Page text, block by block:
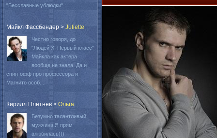
"Бесславные ублюдки"...
Майкл Фассбендер > Juliette
Честно говоря, до
"Людей Х: Первый класс"
Майкла как актера
вообще не знала. Да и
спин-офф про профессора и
Магнито особ...
Кирилл Плетнев > Oльга
Безумно талантливый
мужчина.Я прям
влюбилась)))